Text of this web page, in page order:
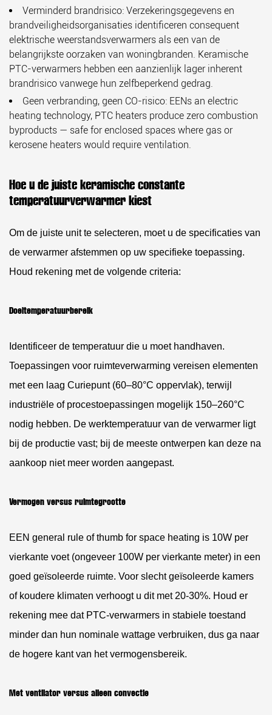
Verminderd brandrisico: Verzekeringsgegevens en
brandveiligheidsorganisaties identificeren consequent
elektrische weerstandsverwarmers als een van de
belangrijkste oorzaken van woningbranden. Keramische
PTC-verwarmers hebben een aanzienlijk lager inherent
brandrisico vanwege hun zelfbeperkend gedrag.
Geen verbranding, geen CO-risico: EENs an electric
heating technology, PTC heaters produce zero combustion
byproducts — safe for enclosed spaces where gas or
kerosene heaters would require ventilation.
Hoe u de juiste keramische constante
temperatuurverwarmer kiest
Om de juiste unit te selecteren, moet u de specificaties van
de verwarmer afstemmen op uw specifieke toepassing.
Houd rekening met de volgende criteria:
Doeltemperatuurbereik
Identificeer de temperatuur die u moet handhaven.
Toepassingen voor ruimteverwarming vereisen elementen
met een laag Curiepunt (60–80°C oppervlak), terwijl
industriële of procestoepassingen mogelijk 150–260°C
nodig hebben. De werktemperatuur van de verwarmer ligt
bij de productie vast; bij de meeste ontwerpen kan deze na
aankoop niet meer worden aangepast.
Vermogen versus ruimtegrootte
EEN general rule of thumb for space heating is 10W per
vierkante voet (ongeveer 100W per vierkante meter) in een
goed geïsoleerde ruimte. Voor slecht geïsoleerde kamers
of koudere klimaten verhoogt u dit met 20-30%. Houd er
rekening mee dat PTC-verwarmers in stabiele toestand
minder dan hun nominale wattage verbruiken, dus ga naar
de hogere kant van het vermogensbereik.
Met ventilator versus alleen convectie